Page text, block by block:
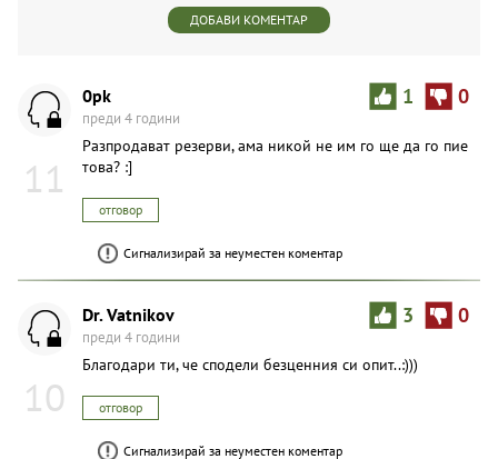
ДОБАВИ КОМЕНТАР
11
1 0
0pk
преди 4 години
Разпродават резерви, ама никой не им го ще да го пие
това? :]
отговор
Сигнализирай за неуместен коментар
10
3 0
Dr. Vatnikov
преди 4 години
Благодари ти, че сподели безценния си опит..:)))
отговор
Сигнализирай за неуместен коментар